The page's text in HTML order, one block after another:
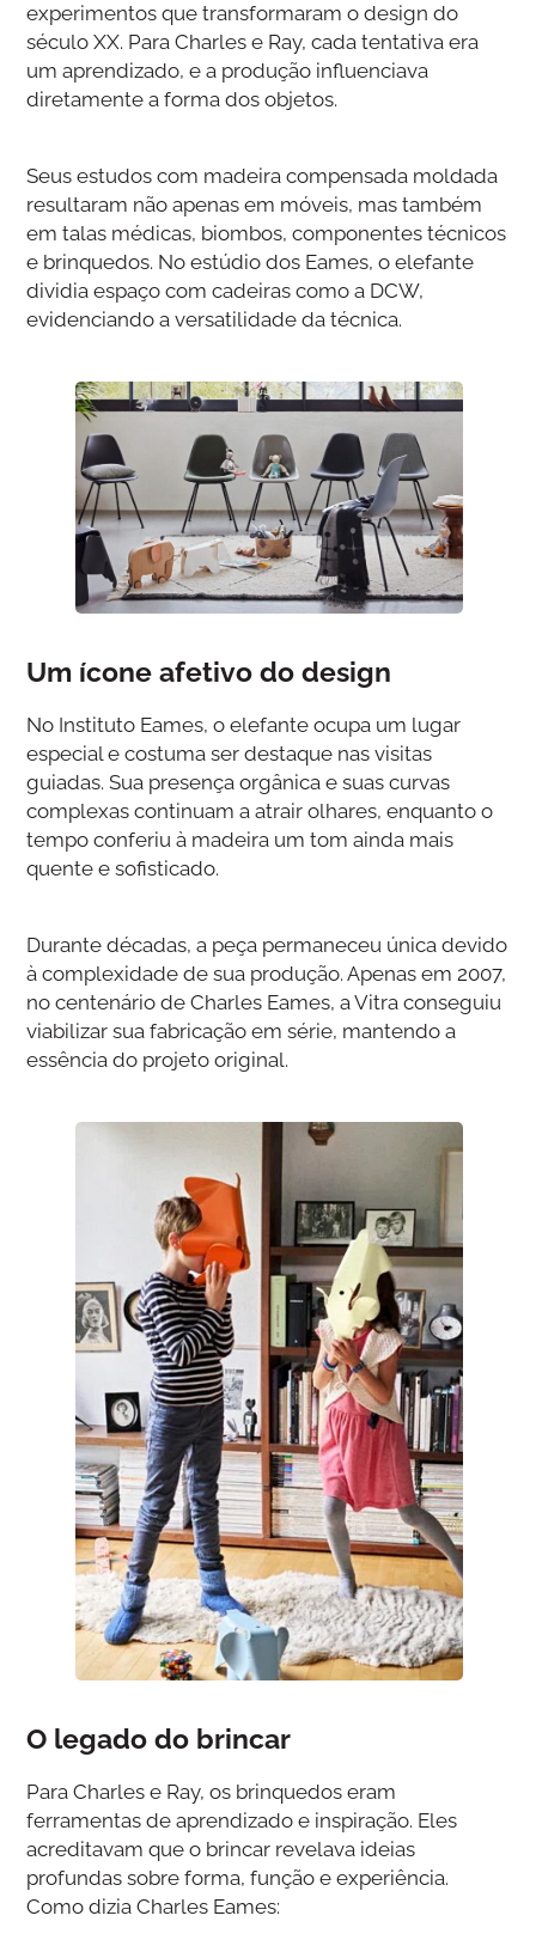
experimentos que transformaram o design do
século XX. Para Charles e Ray, cada tentativa era
um aprendizado, e a produção influenciava
diretamente a forma dos objetos.
Seus estudos com madeira compensada moldada
resultaram não apenas em móveis, mas também
em talas médicas, biombos, componentes técnicos
e brinquedos. No estúdio dos Eames, o elefante
dividia espaço com cadeiras como a DCW,
evidenciando a versatilidade da técnica.
Um ícone afetivo do design
No Instituto Eames, o elefante ocupa um lugar
especial e costuma ser destaque nas visitas
guiadas. Sua presença orgânica e suas curvas
complexas continuam a atrair olhares, enquanto o
tempo conferiu à madeira um tom ainda mais
quente e sofisticado.
Durante décadas, a peça permaneceu única devido
à complexidade de sua produção. Apenas em 2007,
no centenário de Charles Eames, a Vitra conseguiu
viabilizar sua fabricação em série, mantendo a
essência do projeto original.
O legado do brincar
Para Charles e Ray, os brinquedos eram
ferramentas de aprendizado e inspiração. Eles
acreditavam que o brincar revelava ideias
profundas sobre forma, função e experiência.
Como dizia Charles Eames: